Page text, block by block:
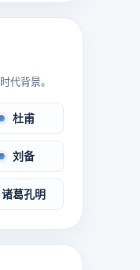
代背景。
杜甫
刘备
诸葛孔明